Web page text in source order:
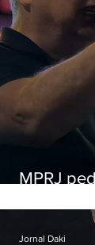
MPRJ
Jornal Daki